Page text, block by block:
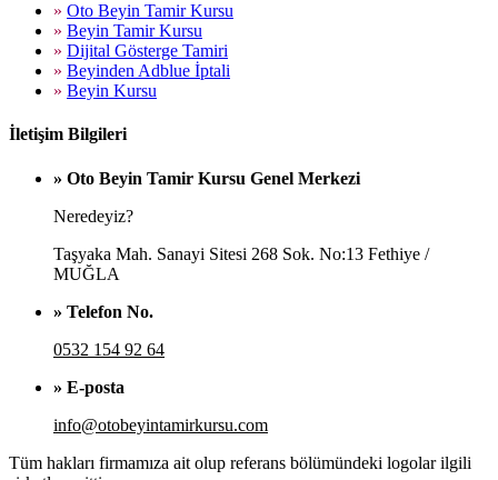
» Oto Beyin Tamir Kursu
» Beyin Tamir Kursu
» Dijital Gösterge Tamiri
» Beyinden Adblue İptali
» Beyin Kursu
İletişim Bilgileri
» Oto Beyin Tamir Kursu Genel Merkezi
Neredeyiz?
Taşyaka Mah. Sanayi Sitesi 268 Sok. No:13 Fethiye /
MUĞLA
» Telefon No.
0532 154 92 64
» E-posta
info@otobeyintamirkursu.com
Tüm hakları firmamıza ait olup referans bölümündeki logolar ilgili